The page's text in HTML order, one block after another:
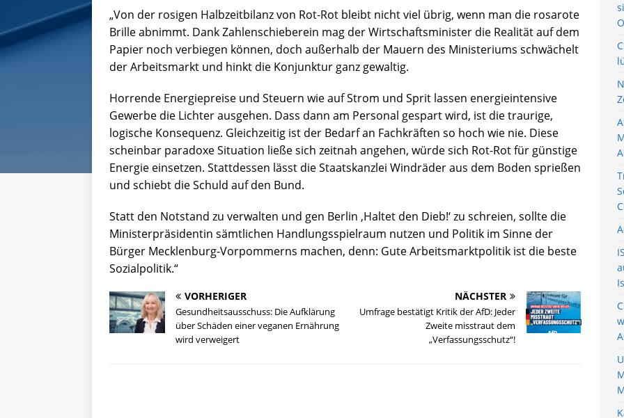
„Von der rosigen Halbzeitbilanz von Rot-Rot bleibt nicht viel übrig, wenn man die rosarote
Brille abnimmt. Dank Zahlenschieberein mag der Wirtschaftsminister die Realität auf dem
Papier noch verbiegen können, doch außerhalb der Mauern des Ministeriums schwächelt
der Arbeitsmarkt und hinkt die Konjunktur ganz gewaltig.
Horrende Energiepreise und Steuern wie auf Strom und Sprit lassen energieintensive
Gewerbe die Lichter ausgehen. Dass dann am Personal gespart wird, ist die traurige,
logische Konsequenz. Gleichzeitig ist der Bedarf an Fachkräften so hoch wie nie. Diese
scheinbar paradoxe Situation ließe sich zeitnah angehen, würde sich Rot-Rot für günstige
Energie einsetzen. Stattdessen lässt die Staatskanzlei Windräder aus dem Boden sprießen
und schiebt die Schuld auf den Bund.
Statt den Notstand zu verwalten und gen Berlin ‚Haltet den Dieb!‘ zu schreien, sollte die
Ministerpräsidentin sämtlichen Handlungsspielraum nutzen und Politik im Sinne der
Bürger Mecklenburg-Vorpommerns machen, denn: Gute Arbeitsmarktpolitik ist die beste
Sozialpolitik.“
VORHERIGER
Gesundheitsausschuss: Die Aufklärung
über Schäden einer veganen Ernährung
wird verweigert
NÄCHSTER
Umfrage bestätigt Kritik der AfD: Jeder
Zweite misstraut dem
„Verfassungsschutz“!